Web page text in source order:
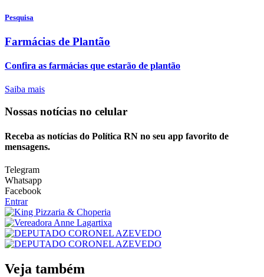
Pesquisa
Farmácias de Plantão
Confira as farmácias que estarão de plantão
Saiba mais
Nossas notícias no celular
Receba as notícias do Política RN no seu app favorito de
mensagens.
Telegram
Whatsapp
Facebook
Entrar
Veja também